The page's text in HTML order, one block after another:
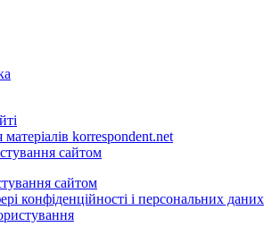
korrespondent.net
сайтом
сайтом
конфіденційності і персональних даних